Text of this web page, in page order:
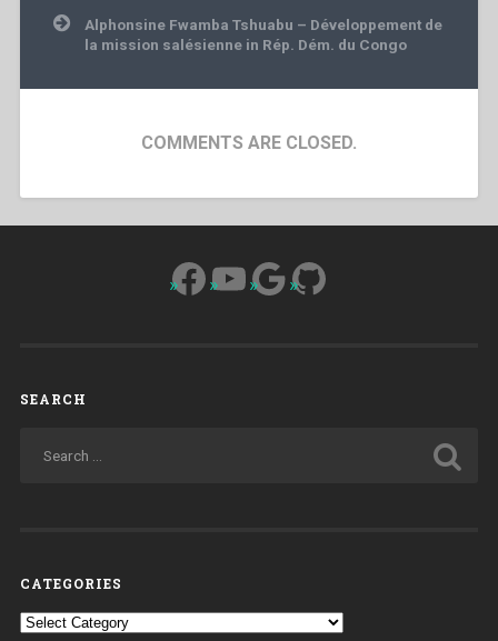
Alphonsine Fwamba Tshuabu – Développement de
la mission salésienne in Rép. Dém. du Congo
COMMENTS ARE CLOSED.
Facebook
YouTube
Google
GitHub
SEARCH
CATEGORIES
Categories